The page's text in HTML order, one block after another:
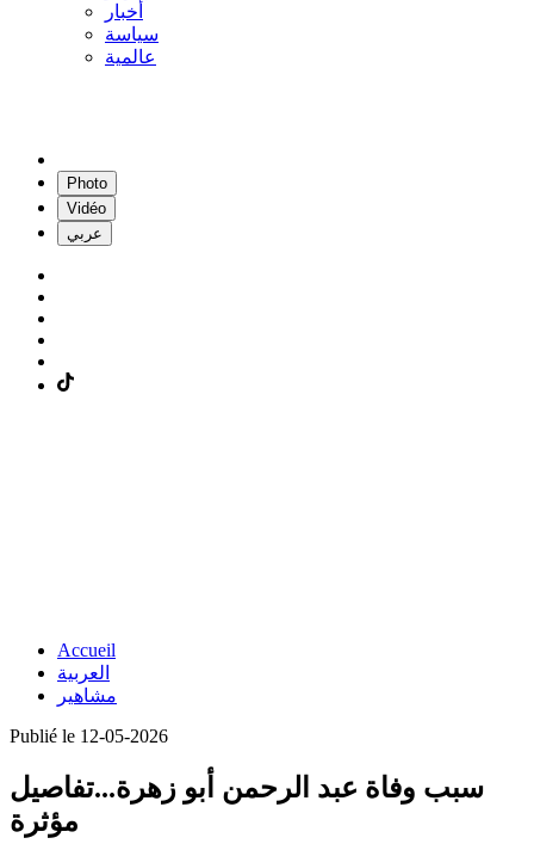
أخبار
سياسة
عالمية
Photo
Vidéo
عربي
Accueil
العربية
مشاهير
Publié le 12-05-2026
سبب وفاة عبد الرحمن أبو زهرة...تفاصيل
مؤثرة